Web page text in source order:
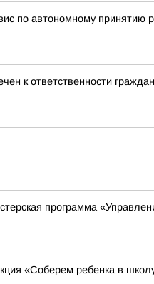
по автономному
к ответственности
программа
«Соберем ребенка в